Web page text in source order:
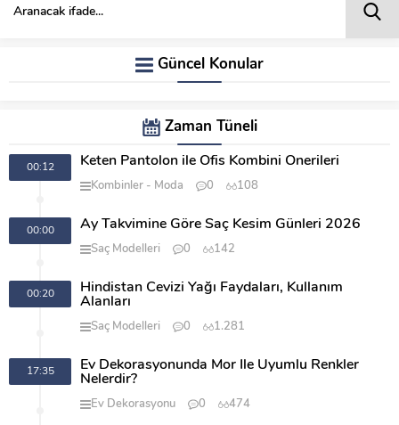
Güncel Konular
Zaman Tüneli
00:12 Keten Pantolon ile Ofis Kombini Önerileri
Kombinler Moda 0 108
00:00 Ay Takvimine Göre Saç Kesim Günleri 2026
Saç Modelleri 0 142
00:20
Hindistan Cevizi Yağı Faydaları, Kullanım
Alanları
Saç Modelleri 0 1.281
17:35
Ev Dekorasyonunda Mor İle Uyumlu Renkler
Nelerdir?
Ev Dekorasyonu 0 474